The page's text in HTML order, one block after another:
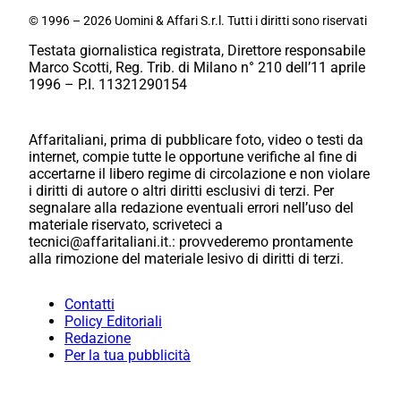
© 1996 – 2026 Uomini & Affari S.r.l. Tutti i diritti sono riservati
Testata giornalistica registrata, Direttore responsabile
Marco Scotti, Reg. Trib. di Milano n° 210 dell’11 aprile
1996 – P.I. 11321290154
Affaritaliani, prima di pubblicare foto, video o testi da
internet, compie tutte le opportune verifiche al fine di
accertarne il libero regime di circolazione e non violare
i diritti di autore o altri diritti esclusivi di terzi. Per
segnalare alla redazione eventuali errori nell’uso del
materiale riservato, scriveteci a
tecnici@affaritaliani.it.: provvederemo prontamente
alla rimozione del materiale lesivo di diritti di terzi.
Contatti
Policy Editoriali
Redazione
Per la tua pubblicità